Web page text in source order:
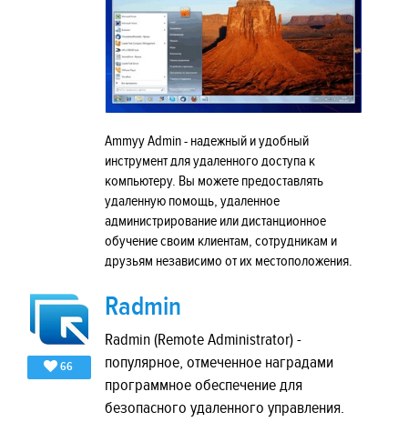
Ammyy Admin - надежный и удобный
инструмент для удаленного доступа к
компьютеру. Вы можете предоставлять
удаленную помощь, удаленное
администрирование или дистанционное
обучение своим клиентам, сотрудникам и
друзьям независимо от их местоположения.
66
Radmin
Radmin (Remote Administrator) -
популярное, отмеченное наградами
программное обеспечение для
безопасного удаленного управления.